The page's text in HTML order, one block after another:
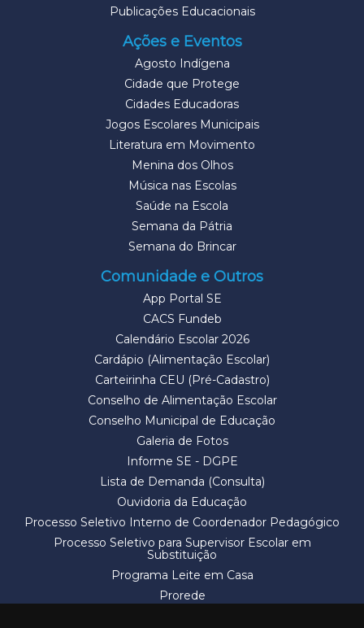
Publicações Educacionais
Ações e Eventos
Agosto Indígena
Cidade que Protege
Cidades Educadoras
Jogos Escolares Municipais
Literatura em Movimento
Menina dos Olhos
Música nas Escolas
Saúde na Escola
Semana da Pátria
Semana do Brincar
Comunidade e Outros
App Portal SE
CACS Fundeb
Calendário Escolar 2026
Cardápio (Alimentação Escolar)
Carteirinha CEU (Pré-Cadastro)
Conselho de Alimentação Escolar
Conselho Municipal de Educação
Galeria de Fotos
Informe SE - DGPE
Lista de Demanda (Consulta)
Ouvidoria da Educação
Processo Seletivo Interno de Coordenador Pedagógico
Processo Seletivo para Supervisor Escolar em
Substituição
Programa Leite em Casa
Prorede